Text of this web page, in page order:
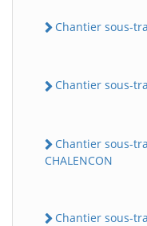
Chantier sous-
Chantier sous-
Chantier sous-
CHALENCON
Chantier sous-